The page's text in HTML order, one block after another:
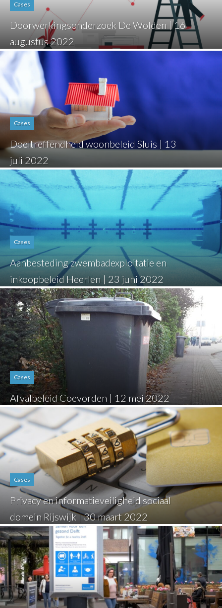
Cases
Doorwerkingsonderzoek De Wolden | 16
augustus 2022
Cases
Doeltreffendheid woonbeleid Sluis | 13
juli 2022
Cases
Aanbesteding zwembadexploitatie en
inkoopbeleid Heerlen | 23 juni 2022
Cases
Afvalbeleid Coevorden | 12 mei 2022
Cases
Privacy en informatieveiligheid sociaal
domein Rijswijk | 30 maart 2022